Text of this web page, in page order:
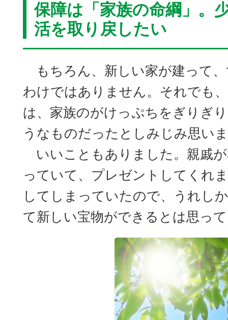
保障は「家族の命綱」。
活を取り戻したい
もちろん、新しい家が建って
わけではありません。それでも
は、家族のがけっぷちをぎりぎ
うなものだったとしみじみ思い
いいこともありました。親戚
っていて、プレゼントしてくれ
してしまっていたので、うれし
て新しい宝物ができるとは思っ